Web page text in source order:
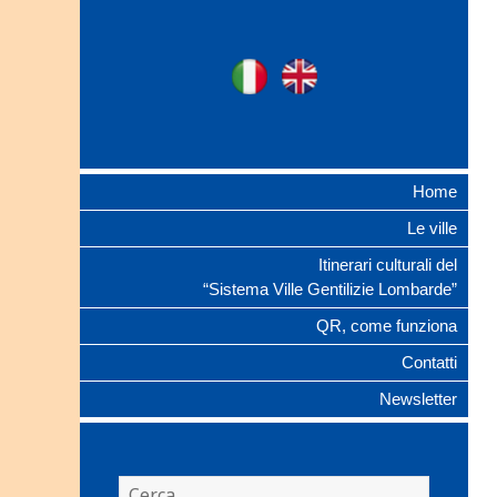
Ville Gentilizie
Ita
Home
Le ville
Itinerari culturali del
“Sistema Ville Gentilizie Lombarde”
QR, come funziona
Contatti
Newsletter
Ricerca